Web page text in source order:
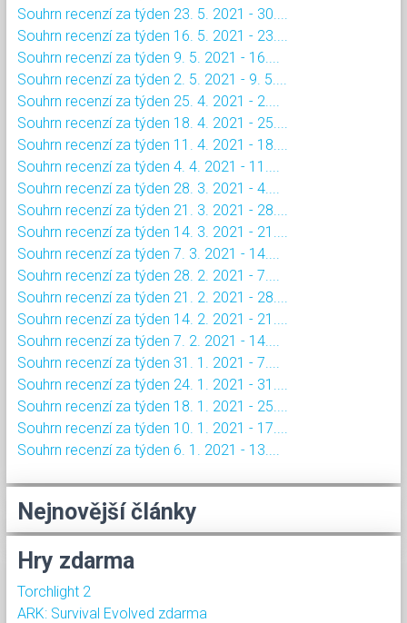
Souhrn recenzí za týden 23. 5. 2021 - 30....
Souhrn recenzí za týden 16. 5. 2021 - 23....
Souhrn recenzí za týden 9. 5. 2021 - 16....
Souhrn recenzí za týden 2. 5. 2021 - 9. 5....
Souhrn recenzí za týden 25. 4. 2021 - 2....
Souhrn recenzí za týden 18. 4. 2021 - 25....
Souhrn recenzí za týden 11. 4. 2021 - 18....
Souhrn recenzí za týden 4. 4. 2021 - 11....
Souhrn recenzí za týden 28. 3. 2021 - 4....
Souhrn recenzí za týden 21. 3. 2021 - 28....
Souhrn recenzí za týden 14. 3. 2021 - 21....
Souhrn recenzí za týden 7. 3. 2021 - 14....
Souhrn recenzí za týden 28. 2. 2021 - 7....
Souhrn recenzí za týden 21. 2. 2021 - 28....
Souhrn recenzí za týden 14. 2. 2021 - 21....
Souhrn recenzí za týden 7. 2. 2021 - 14....
Souhrn recenzí za týden 31. 1. 2021 - 7....
Souhrn recenzí za týden 24. 1. 2021 - 31....
Souhrn recenzí za týden 18. 1. 2021 - 25....
Souhrn recenzí za týden 10. 1. 2021 - 17....
Souhrn recenzí za týden 6. 1. 2021 - 13....
Nejnovější články
Hry zdarma
Torchlight 2
ARK: Survival Evolved zdarma